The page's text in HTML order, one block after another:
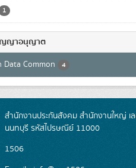
1
ญาอนุญาต
Data Common 4
สำนักงานประกันสังคม สำนักงานใหญ่
นนทบุรี รหัสไปรษณีย์ 11000
1506